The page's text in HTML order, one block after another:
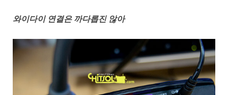
와이다이 연결은 까다롭진 않아